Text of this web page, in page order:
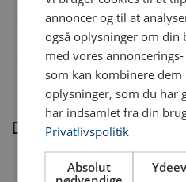
Disse produkter kunne
annoncer og til at
også oplysninger om din
med vores
som kan kombinere dem
oplysninger, som du har
har indsamlet fra din
Privatlivspolitik
Absolut
nødvendige